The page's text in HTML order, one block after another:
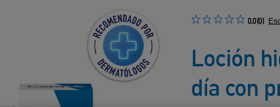
0.0(0)
Loción
día con